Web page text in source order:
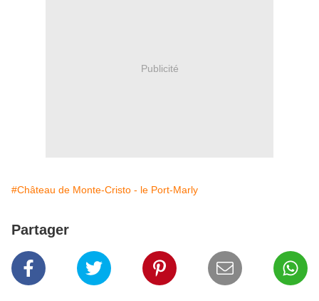
Publicité
#Château de Monte-Cristo - le Port-Marly
Partager